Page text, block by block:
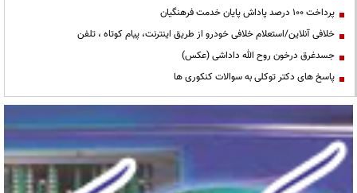
پرداخت ۱۰۰ درصد پاداش پایان خدمت فرهنگیان
خلافی آنلاین/استعلام خلافی خودرو از طریق اینترنت، پیام کوتاه ، تلفن
جسدغرق درخون روح الله داداشی (عکس)
پاسخ های دکتر توکلی به سوالات کنکوری ها